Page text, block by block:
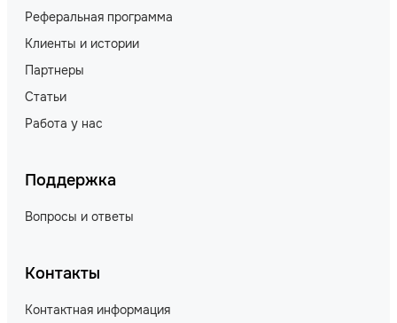
Реферальная программа
Клиенты и истории
Партнеры
Статьи
Работа у нас
Поддержка
Вопросы и ответы
Контакты
Контактная информация